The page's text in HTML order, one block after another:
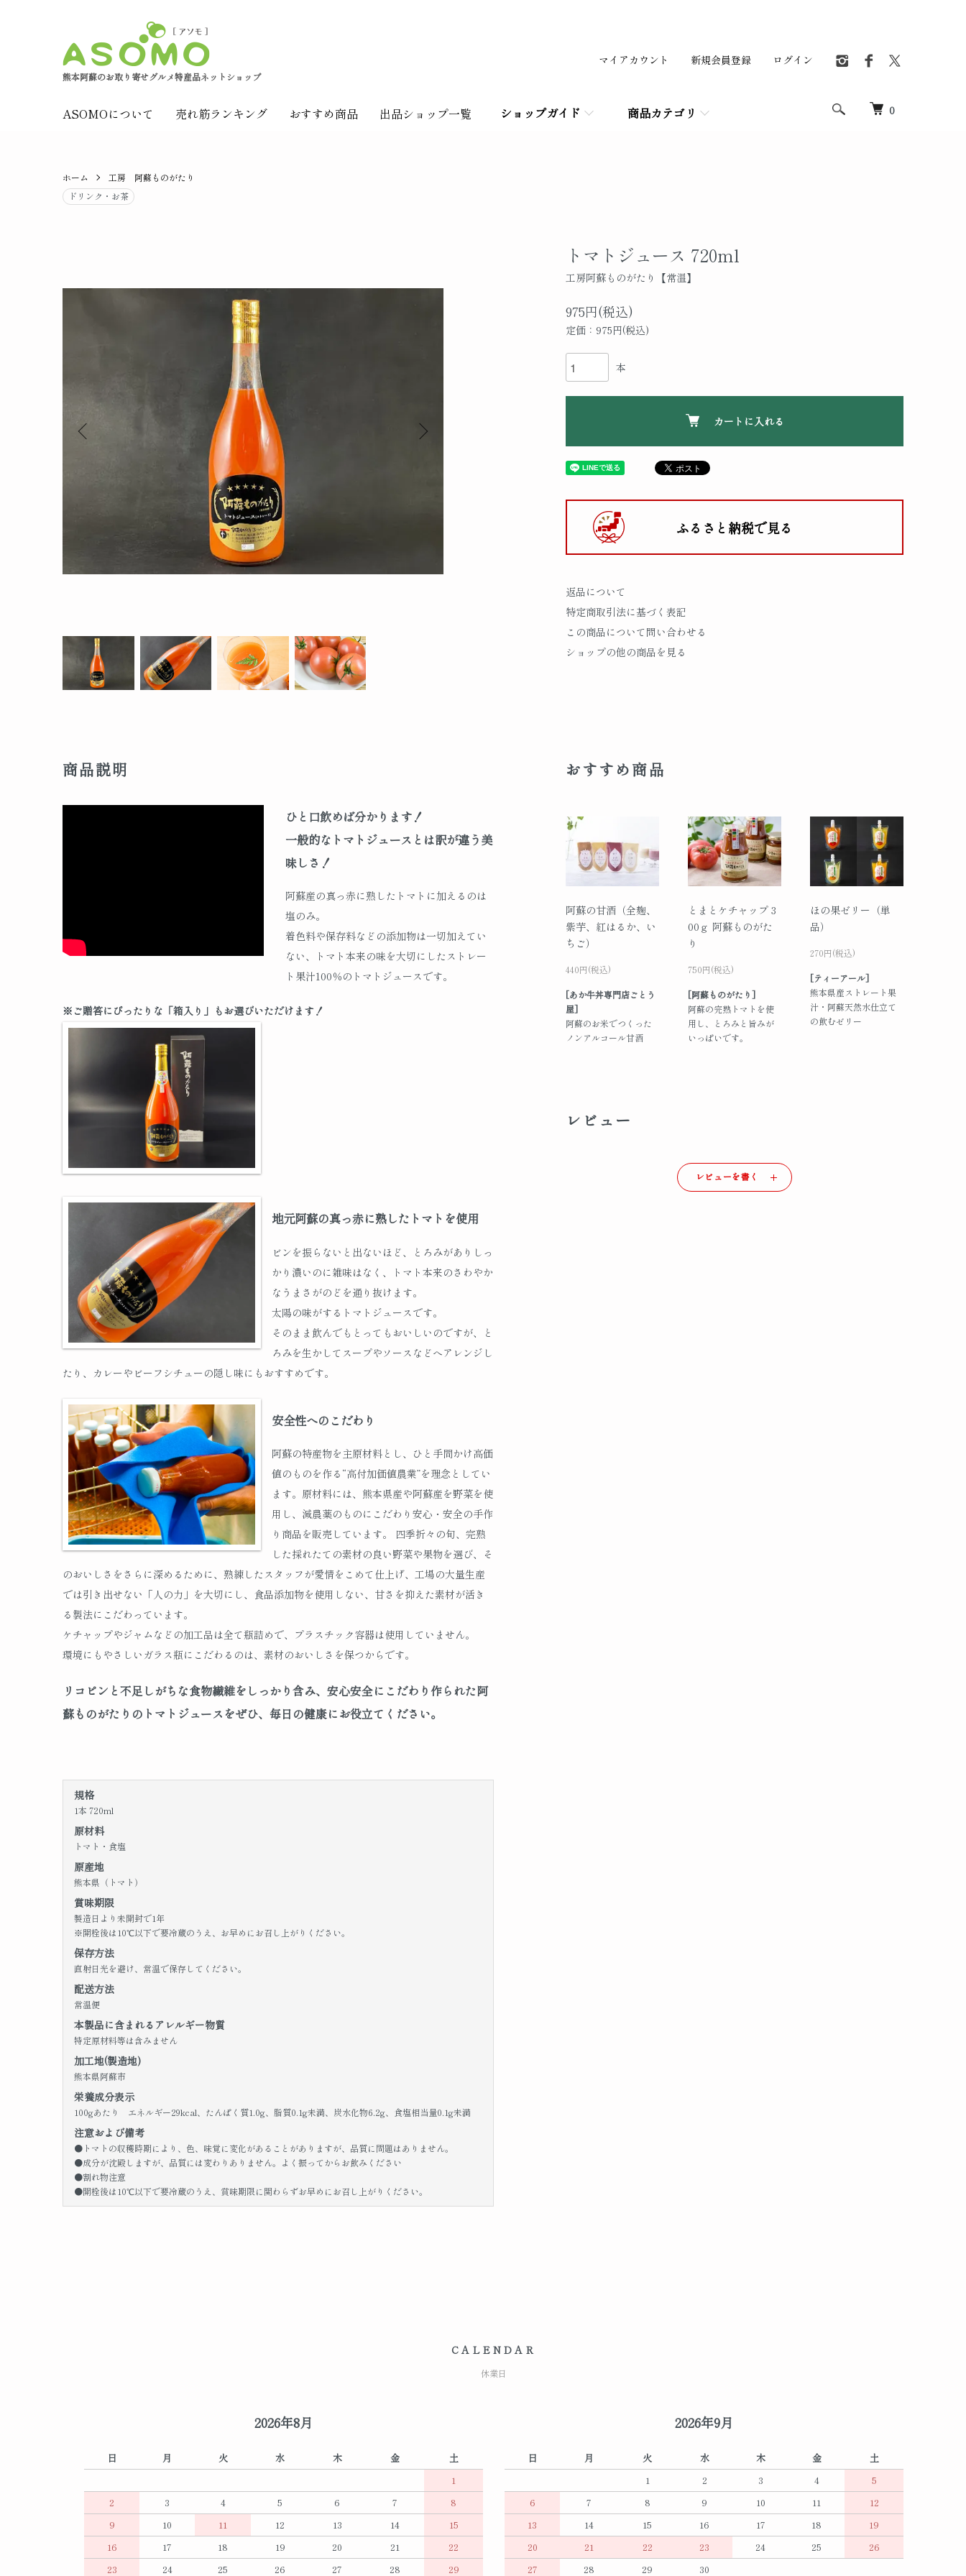
熊本阿蘇のお取り寄せグルメ特産品ネットショップ
0
ASOMOについて 売れ筋ランキング おすすめ商品 出品ショップ一覧 ショップガイド 商品カテゴリ
マイアカウント 新規会員登録 ログイン
ホーム
工房 阿蘇ものがたり
ドリンク・お茶
トマトジュース 720ml
工房阿蘇ものがたり【常温】
975円(税込)
定価：975円(税込)
本
カートに入れる
ふるさと納税で見る
返品について
特定商取引法に基づく表記
この商品について問い合わせる
ショップの他の商品を見る
商品説明
ひと口飲めば分かります！
一般的なトマトジュースとは訳が違う美
味しさ！
阿蘇産の真っ赤に熟したトマトに加えるのは
塩のみ。
着色料や保存料などの添加物は一切加えてい
ない、トマト本来の味を大切にしたストレー
ト果汁100％のトマトジュースです。
※ご贈答にぴったりな「箱入り」もお選びいただけます！
地元阿蘇の真っ赤に熟したトマトを使用
ビンを振らないと出ないほど、とろみがありしっ
かり濃いのに雑味はなく、トマト本来のさわやか
なうまさがのどを通り抜けます。
太陽の味がするトマトジュースです。
そのまま飲んでもとってもおいしいのですが、と
ろみを生かしてスープやソースなどへアレンジし
たり、カレーやビーフシチューの隠し味にもおすすめです。
安全性へのこだわり
阿蘇の特産物を主原材料とし、ひと手間かけ高価
値のものを作る“高付加価値農業”を理念としてい
ます。原材料には、熊本県産や阿蘇産を野菜を使
用し、減農薬のものにこだわり安心・安全の手作
り商品を販売しています。 四季折々の旬、完熟
した採れたての素材の良い野菜や果物を選び、そ
のおいしさをさらに深めるために、熟練したスタッフが愛情をこめて仕上げ、工場の大量生産
では引き出せない「人の力」を大切にし、食品添加物を使用しない、甘さを抑えた素材が活き
る製法にこだわっています。
ケチャップやジャムなどの加工品は全て瓶詰めで、プラスチック容器は使用していません。
環境にもやさしいガラス瓶にこだわるのは、素材のおいしさを保つからです。
リコピンと不足しがちな食物繊維をしっかり含み、安心安全にこだわり作られた阿
蘇ものがたりのトマトジュースをぜひ、毎日の健康にお役立てください。
規格
1本 720ml
原材料
トマト・食塩
原産地
熊本県（トマト）
賞味期限
製造日より未開封で1年
※開栓後は10℃以下で要冷蔵のうえ、お早めにお召し上がりください。
保存方法
直射日光を避け、常温で保存してください。
配送方法
常温便
本製品に含まれるアレルギー物質
特定原材料等は含みません
加工地(製造地)
熊本県阿蘇市
栄養成分表示
100gあたり エネルギー29kcal、たんぱく質1.0g、脂質0.1g未満、炭水化物6.2g、食塩相当量0.1g未満
注意および備考
●トマトの収穫時期により、色、味覚に変化があることがありますが、品質に問題はありません。
●成分が沈殿しますが、品質には変わりありません。よく振ってからお飲みください
●割れ物注意
●開栓後は10℃以下で要冷蔵のうえ、賞味期限に関わらずお早めにお召し上がりください。
おすすめ商品
阿蘇の甘酒（全麹、
紫芋、紅はるか、い
ちご）
440円(税込)
[あか牛丼専門店ごとう
屋]
阿蘇のお米でつくった
ノンアルコール甘酒
とまとケチャップ 3
00ｇ 阿蘇ものがた
り
750円(税込)
[阿蘇ものがたり]
阿蘇の完熟トマトを使
用し、とろみと旨みが
いっぱいです。
ほの果ゼリー（単
品）
270円(税込)
[ティーアール]
熊本県産ストレート果
汁・阿蘇天然水仕立て
の飲むゼリー
レビュー
レビューを書く
CALENDAR
休業日
2026年8月
日 月 火 水 木 金
土
1
2
3 4 5 6 7
8
9
10 11 12 13 14
15
16
17 18 19 20 21
22
23
24 25 26 27 28 29
2026年9月
日 月 火 水 木 金
土
1
2 3 4
5
6
7 8 9 10 11
12
13
14 15 16 17 18
19
20
21 22 23 24 25
26
27
28 29 30